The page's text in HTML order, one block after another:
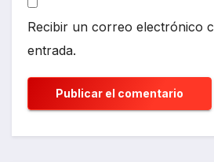
Recibir un correo electrónico
entrada.